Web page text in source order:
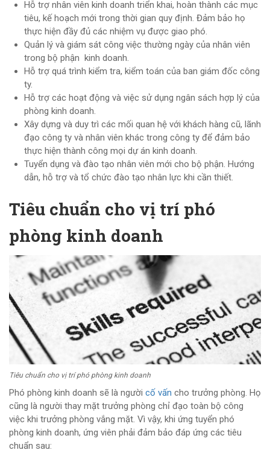
Hỗ trợ nhân viên kinh doanh triển khai, hoàn thành các mục
tiêu, kế hoạch mới trong thời gian quy định. Đảm bảo họ
thực hiện đầy đủ các nhiệm vụ được giao phó.
Quản lý và giám sát công việc thường ngày của nhân viên
trong bộ phận kinh doanh.
Hỗ trợ quá trình kiểm tra, kiểm toán của ban giám đốc công
ty.
Hỗ trợ các hoạt động và việc sử dụng ngân sách hợp lý của
phòng kinh doanh.
Xây dựng và duy trì các mối quan hệ với khách hàng cũ, lãnh
đạo công ty và nhân viên khác trong công ty để đảm bảo
thực hiện thành công mọi dự án kinh doanh.
Tuyển dụng và đào tạo nhân viên mới cho bộ phận. Hướng
dẫn, hỗ trợ và tổ chức đào tạo nhân lực khi cần thiết.
Tiêu chuẩn cho vị trí phó
phòng kinh doanh
Tiêu chuẩn cho vị trí phó phòng kinh doanh
Phó phòng kinh doanh sẽ là người cố vấn cho trưởng phòng. Họ
cũng là người thay mặt trưởng phòng chỉ đạo toàn bộ công
việc khi trưởng phòng vắng mặt. Vì vậy, khi ứng tuyển phó
phòng kinh doanh, ứng viên phải đảm bảo đáp ứng các tiêu
chuẩn sau: